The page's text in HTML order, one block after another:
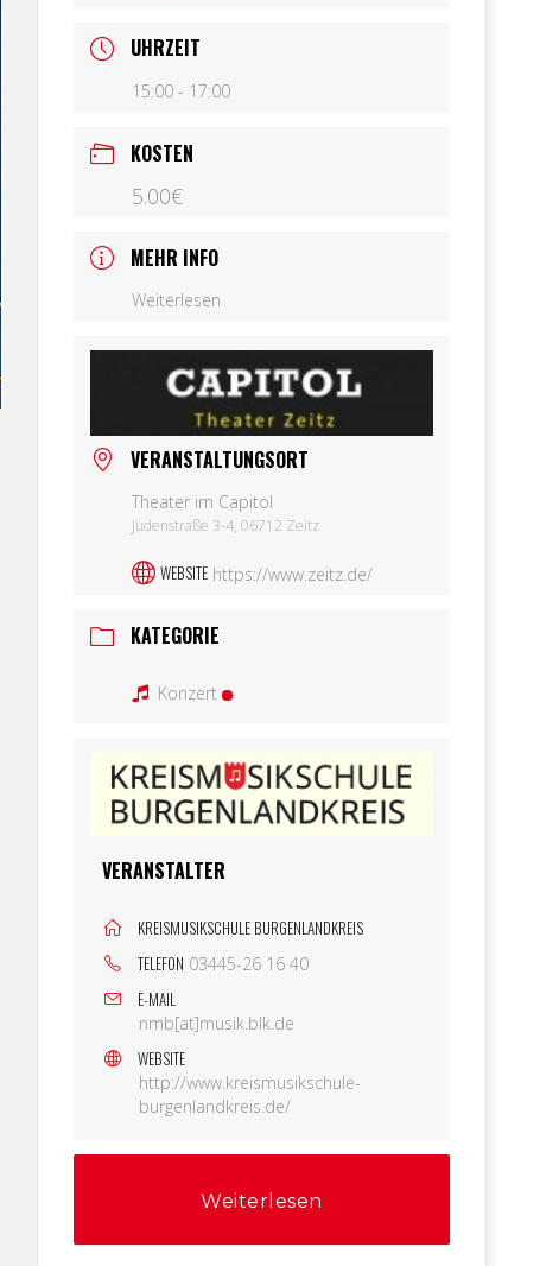
UHRZEIT
15:00 - 17:00
KOSTEN
5.00€
MEHR INFO
Weiterlesen
VERANSTALTUNGSORT
Theater im Capitol
Judenstraße 3-4, 06712 Zeitz
WEBSITE https://www.zeitz.de/
KATEGORIE
Konzert
VERANSTALTER
KREISMUSIKSCHULE BURGENLANDKREIS
TELEFON 03445-26 16 40
E-MAIL
nmb[at]musik.blk.de
WEBSITE
http://www.kreismusikschule-
burgenlandkreis.de/
Weiterlesen